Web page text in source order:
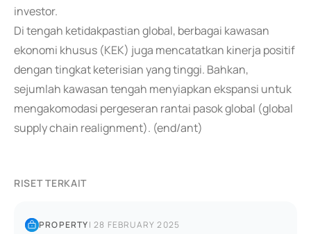
investor.
Di tengah ketidakpastian global, berbagai kawasan
ekonomi khusus (KEK) juga mencatatkan kinerja positif
dengan tingkat keterisian yang tinggi. Bahkan,
sejumlah kawasan tengah menyiapkan ekspansi untuk
mengakomodasi pergeseran rantai pasok global (global
supply chain realignment). (end/ant)
RISET TERKAIT
PROPERTY|28 FEBRUARY 2025